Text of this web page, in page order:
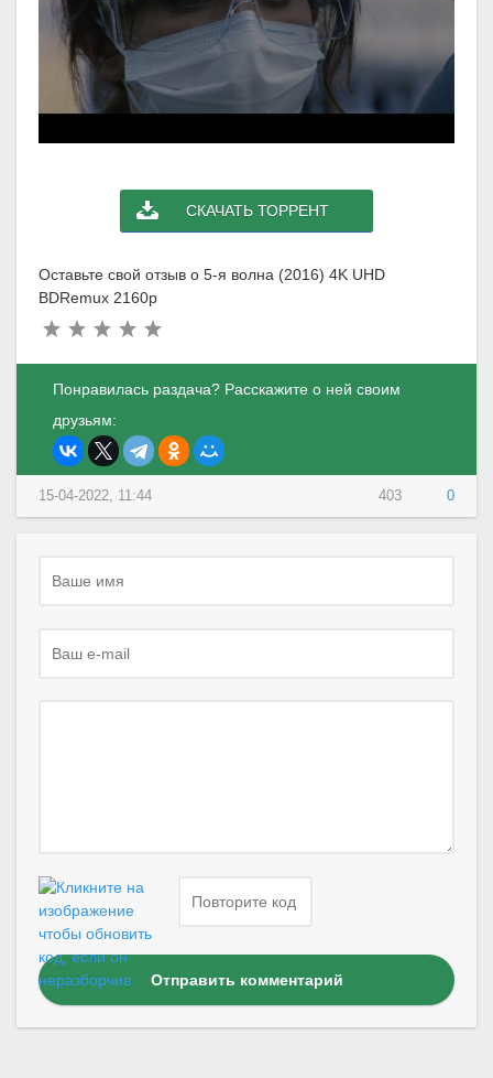
СКАЧАТЬ ТОРРЕНТ
Оставьте свой отзыв о 5-я волна (2016) 4K UHD
BDRemux 2160p
Понравилась раздача? Расскажите о ней своим
друзьям:
403 0
15-04-2022, 11:44
Отправить комментарий